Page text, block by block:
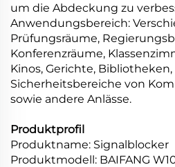
um die Abdeckung zu
Anwendungsbereich:
Prüfungsräume,
Konferenzräume,
Kinos, Gerichte,
Sicherheitsbereiche von
sowie andere Anlässe.
Produktprofil
Produktname: Signalblocker
Produktmodell: BAIFANG